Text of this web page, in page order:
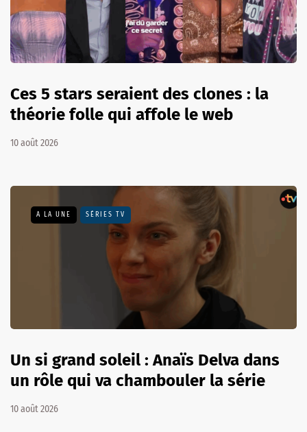
Ces 5 stars seraient des clones : la
théorie folle qui affole le web
10 août 2026
A LA UNE SÉRIES TV
Un si grand soleil : Anaïs Delva dans
un rôle qui va chambouler la série
10 août 2026